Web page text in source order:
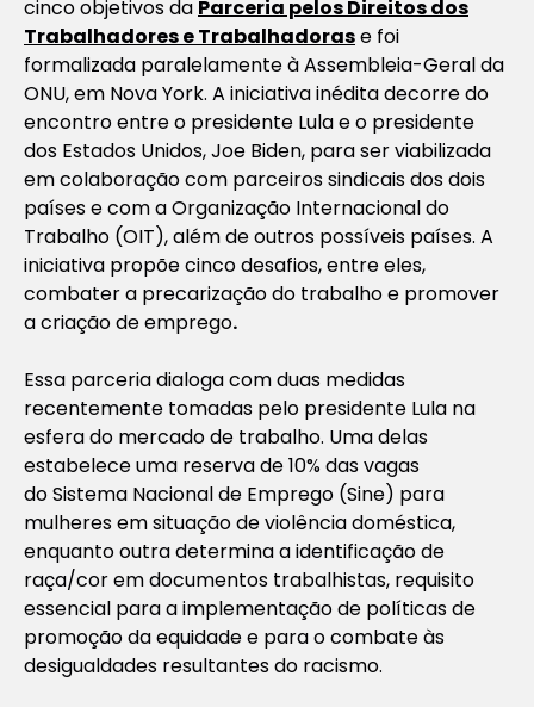
cinco objetivos da Parceria pelos Direitos dos
Trabalhadores e Trabalhadorase foi
formalizada paralelamente à Assembleia-Geral da
ONU, em Nova York. A iniciativa inédita decorre do
encontro entre o presidente Lula e o presidente
dos Estados Unidos, Joe Biden, para ser viabilizada
em colaboração com parceiros sindicais dos dois
países e com a Organização Internacional do
Trabalho (OIT), além de outros possíveis países. A
iniciativa propõe cinco desafios, entre eles,
combater a precarização do trabalho e promover
a criação de emprego.
Essa parceria dialoga com duas medidas
recentemente tomadas pelo presidente Lula na
esfera do mercado de trabalho. Uma delas
estabelece uma reserva de 10% das vagas
do Sistema Nacional de Emprego (Sine) para
mulheres em situação de violência doméstica,
enquanto outra determina a identificação de
raça/cor em documentos trabalhistas, requisito
essencial para a implementação de políticas de
promoção da equidade e para o combate às
desigualdades resultantes do racismo.